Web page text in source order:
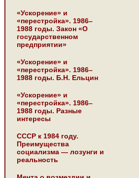
«Ускорение» и
«перестройка». 1986–
1988 годы. Закон «О
государственном
предприятии»
«Ускорение» и
«перестройка». 1986–
1988 годы. Б.Н. Ельцин
«Ускорение» и
«перестройка». 1986–
1988 годы. Разные
интересы
СССР к 1984 году.
Преимущества
социализма — лозунги и
реальность